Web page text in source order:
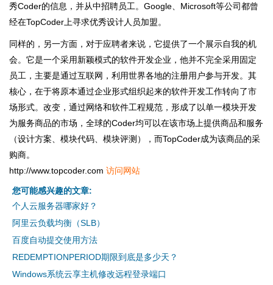
秀Coder的信息，并从中招聘员工。Google、Microsoft等公司都曾
经在TopCoder上寻求优秀设计人员加盟。
同样的，另一方面，对于应聘者来说，它提供了一个展示自我的机
会。它是一个采用新颖模式的软件开发企业，他并不完全采用固定
员工，主要是通过互联网，利用世界各地的注册用户参与开发。其
核心，在于将原本通过企业形式组织起来的软件开发工作转向了市
场形式。改变，通过网络和软件工程规范，形成了以单一模块开发
为服务商品的市场，全球的Coder均可以在该市场上提供商品和服务
（设计方案、模块代码、模块评测），而TopCoder成为该商品的采
购商。
http://www.topcoder.com 访问网站
您可能感兴趣的文章:
个人云服务器哪家好？
阿里云负载均衡（SLB）
百度自动提交使用方法
REDEMPTIONPERIOD期限到底是多少天？
Windows系统云享主机修改远程登录端口